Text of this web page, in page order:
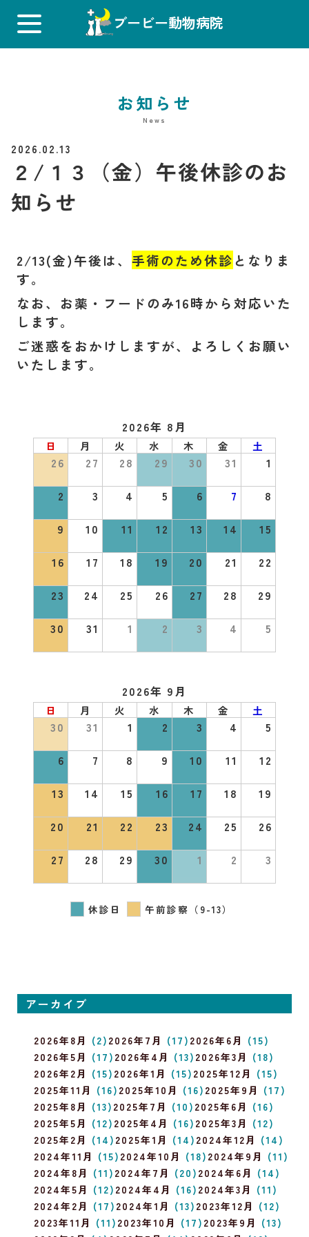
ブービー動物病院
お知らせ
News
2026.02.13
２/１３（金）午後休診のお
知らせ
2/13(金)午後は、 手術のため休診となりま
す。
なお、お薬・フードのみ16時から対応いた
します。
ご迷惑をおかけしますが、よろしくお願い
いたします。
2026年 8月
日 月 火 水 木 金 土
26 27 28 29 30 31
1
2
3 4 5 6 7
8
9
10 11 12 13 14
15
16
17 18 19 20 21
22
23
24 25 26 27 28
29
30
31 1 2 3 4 5
2026年 9月
日 月 火 水 木 金 土
30 31 1 2 3 4
5
6
7 8 9 10 11
12
13
14 15 16 17 18
19
20
21 22 23 24 25
26
27
28 29 30 1 2 3
休診日 午前診察（9-13）
アーカイブ
2026年8月 (2) 2026年7月 (17) 2026年6月 (15)
2026年5月 (17) 2026年4月 (13) 2026年3月 (18)
2026年2月 (15) 2026年1月 (15) 2025年12月 (15)
2025年11月 (16) 2025年10月 (16) 2025年9月 (17)
2025年8月 (13) 2025年7月 (10) 2025年6月 (16)
2025年5月 (12) 2025年4月 (16) 2025年3月 (12)
2025年2月 (14) 2025年1月 (14) 2024年12月 (14)
2024年11月 (15) 2024年10月 (18) 2024年9月 (11)
2024年8月 (11) 2024年7月 (20) 2024年6月 (14)
2024年5月 (12) 2024年4月 (16) 2024年3月 (11)
2024年2月 (17) 2024年1月 (13) 2023年12月 (12)
2023年11月 (11) 2023年10月 (17) 2023年9月 (13)